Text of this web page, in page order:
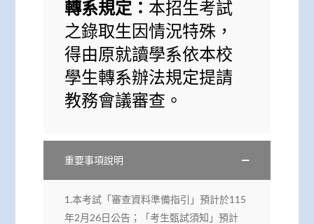
轉系規定： 本招生考試
之錄取生因情況特殊，
得由原就讀學系依本校
學生轉系辦法規定提請
教務會議審查。
重要事項說明
1.本考試「審查資料準備指引」預計於115
年2月26日公告；「考生甄試須知」預計